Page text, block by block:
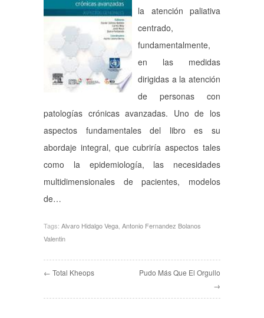
la atención paliativa
centrado,
fundamentalmente,
en las medidas
dirigidas a la atención
de personas con
patologías crónicas avanzadas. Uno de los
aspectos fundamentales del libro es su
abordaje integral, que cubriría aspectos tales
como la epidemiología, las necesidades
multidimensionales de pacientes, modelos
de…
Tags: Alvaro Hidalgo Vega Antonio Fernandez Bolanos
Valentin
← Total Kheops
Pudo Más Que El Orgullo
→